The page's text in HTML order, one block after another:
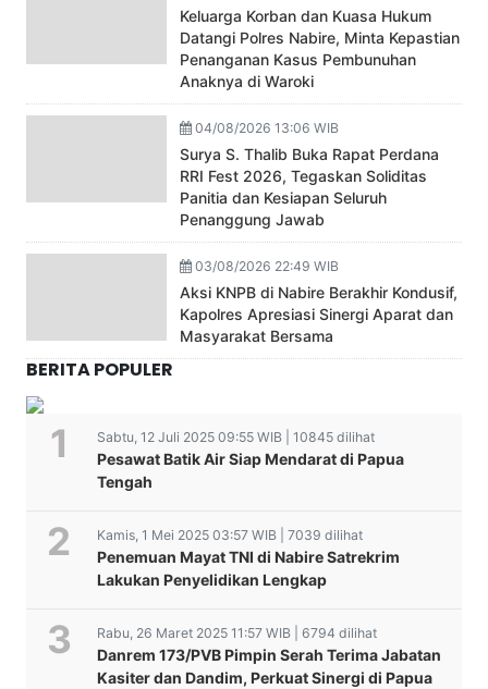
Keluarga Korban dan Kuasa Hukum
Datangi Polres Nabire, Minta Kepastian
Penanganan Kasus Pembunuhan
Anaknya di Waroki
04/08/2026 13:06 WIB
Surya S. Thalib Buka Rapat Perdana
RRI Fest 2026, Tegaskan Soliditas
Panitia dan Kesiapan Seluruh
Penanggung Jawab
03/08/2026 22:49 WIB
Aksi KNPB di Nabire Berakhir Kondusif,
Kapolres Apresiasi Sinergi Aparat dan
Masyarakat Bersama
BERITA POPULER
Sabtu, 12 Juli 2025 09:55 WIB | 10845 dilihat
Pesawat Batik Air Siap Mendarat di Papua
Tengah
Kamis, 1 Mei 2025 03:57 WIB | 7039 dilihat
Penemuan Mayat TNI di Nabire Satrekrim
Lakukan Penyelidikan Lengkap
Rabu, 26 Maret 2025 11:57 WIB | 6794 dilihat
Danrem 173/PVB Pimpin Serah Terima Jabatan
Kasiter dan Dandim, Perkuat Sinergi di Papua